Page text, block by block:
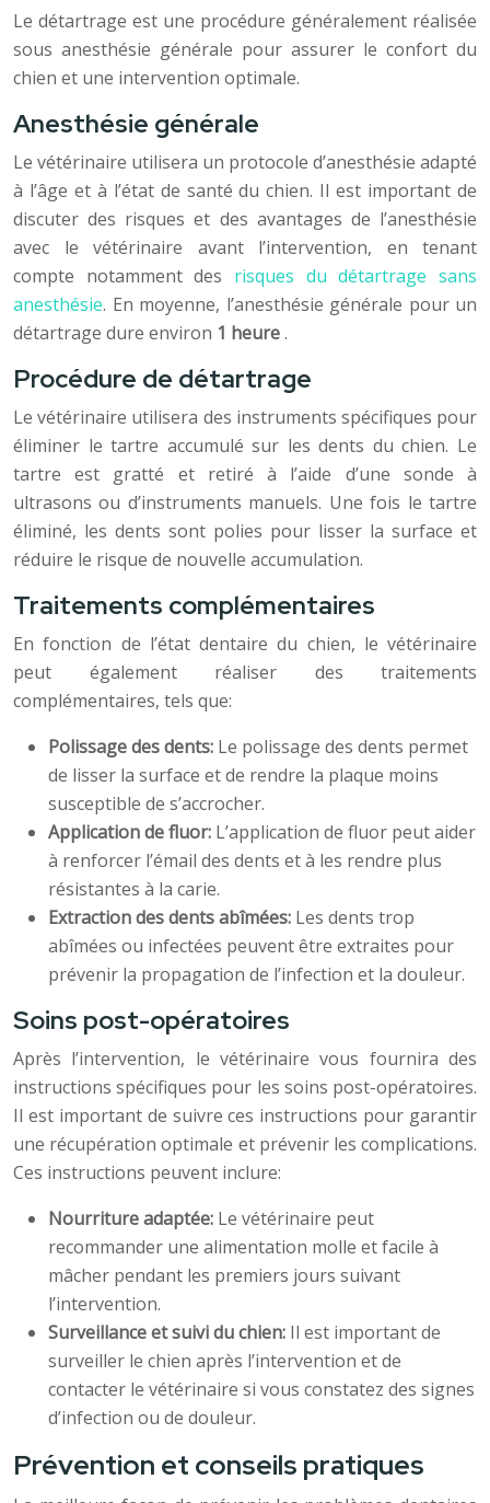
Le détartrage est une procédure généralement réalisée
sous anesthésie générale pour assurer le confort du
chien et une intervention optimale.
Anesthésie générale
Le vétérinaire utilisera un protocole d’anesthésie adapté
à l’âge et à l’état de santé du chien. Il est important de
discuter des risques et des avantages de l’anesthésie
avec le vétérinaire avant l’intervention, en tenant
compte notamment des risques du détartrage sans
anesthésie. En moyenne, l’anesthésie générale pour un
détartrage dure environ 1 heure.
Procédure de détartrage
Le vétérinaire utilisera des instruments spécifiques pour
éliminer le tartre accumulé sur les dents du chien. Le
tartre est gratté et retiré à l’aide d’une sonde à
ultrasons ou d’instruments manuels. Une fois le tartre
éliminé, les dents sont polies pour lisser la surface et
réduire le risque de nouvelle accumulation.
Traitements complémentaires
En fonction de l’état dentaire du chien, le vétérinaire
peut également réaliser des traitements
complémentaires, tels que:
Polissage des dents: Le polissage des dents permet
de lisser la surface et de rendre la plaque moins
susceptible de s’accrocher.
Application de fluor: L’application de fluor peut aider
à renforcer l’émail des dents et à les rendre plus
résistantes à la carie.
Extraction des dents abîmées: Les dents trop
abîmées ou infectées peuvent être extraites pour
prévenir la propagation de l’infection et la douleur.
Soins post-opératoires
Après l’intervention, le vétérinaire vous fournira des
instructions spécifiques pour les soins post-opératoires.
Il est important de suivre ces instructions pour garantir
une récupération optimale et prévenir les complications.
Ces instructions peuvent inclure:
Nourriture adaptée: Le vétérinaire peut
recommander une alimentation molle et facile à
mâcher pendant les premiers jours suivant
l’intervention.
Surveillance et suivi du chien: Il est important de
surveiller le chien après l’intervention et de
contacter le vétérinaire si vous constatez des signes
d’infection ou de douleur.
Prévention et conseils pratiques